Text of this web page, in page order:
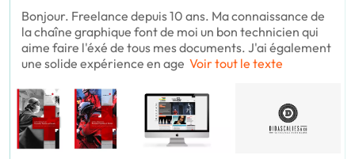
Bonjour. Freelance depuis 10 ans. Ma connaissance de
la chaîne graphique font de moi un bon technicien qui
aime faire l'éxé de tous mes documents. J'ai également
une solide expérience en age Voir tout le texte